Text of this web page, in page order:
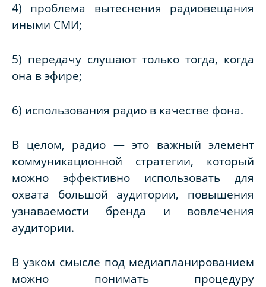
4) проблема вытеснения радиовещания
иными СМИ;
5) передачу слушают только тогда, когда
она в эфире;
6) использования радио в качестве фона.
В целом, радио — это важный элемент
коммуникационной стратегии, который
можно эффективно использовать для
охвата большой аудитории, повышения
узнаваемости бренда и вовлечения
аудитории.
В узком смысле под медиапланированием
можно понимать процедуру